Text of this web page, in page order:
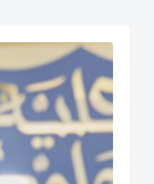
العامة. قبل التحاقه
مساعد وشغل منصب مدير
الأسترالية في دولة
من المشاريع المرتبطة
وتنفيذ العديد من
الاستراتيجي والإدارة